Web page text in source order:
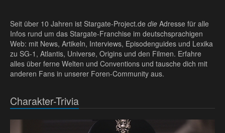
Seit über 10 Jahren ist Stargate-Project.de die Adresse für alle
Infos rund um das Stargate-Franchise im deutschsprachigen
Web: mit News, Artikeln, Interviews, Episodenguides und Lexika
zu SG-1, Atlantis, Universe, Origins und den Filmen. Erfahre
alles über ferne Welten und Conventions und tausche dich mit
anderen Fans in unserer Foren-Community aus.
Charakter-Trivia